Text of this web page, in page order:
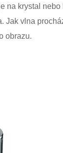
na krystal
vlna
obrazu.